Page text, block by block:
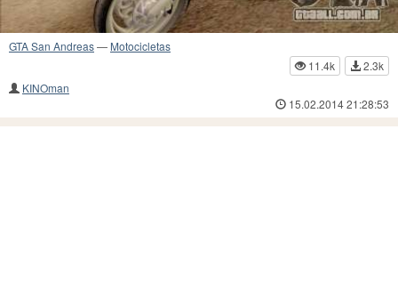
GTA San Andreas— Motocicletas
11.4k
2.3k
KINOman
15.02.2014 21:28:53